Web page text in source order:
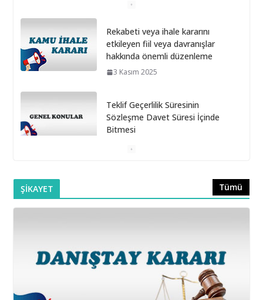
Rekabeti veya ihale kararını
etkileyen fiil veya davranışlar
hakkında önemli düzenleme
3 Kasım 2025
Teklif Geçerlilik Süresinin
Sözleşme Davet Süresi İçinde
Bitmesi
Doğrudan Temin Alımlarına İlişkin
Belediye Şirketleri Bağış
Toplayabilir mi?
ŞİKAYET Tümü